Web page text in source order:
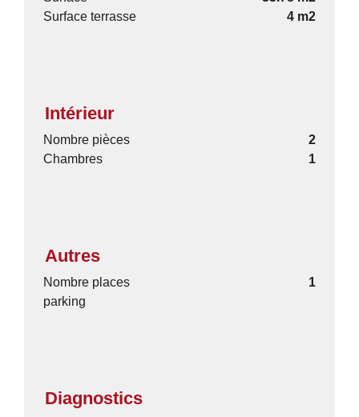
Surface terrasse
4 m2
Intérieur
Nombre pièces
2
Chambres
1
Autres
Nombre places
parking
1
Diagnostics